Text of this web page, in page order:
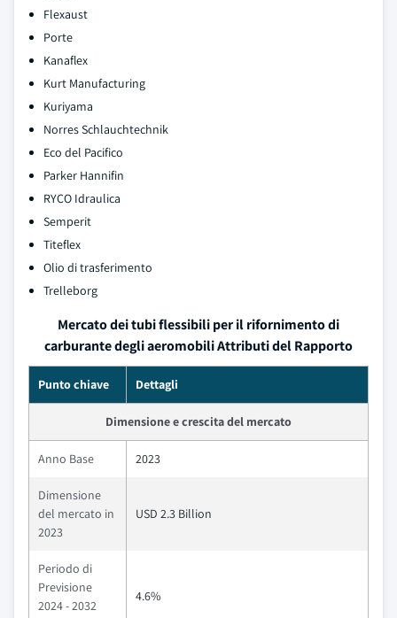
Flexaust
Porte
Kanaflex
Kurt Manufacturing
Kuriyama
Norres Schlauchtechnik
Eco del Pacifico
Parker Hannifin
RYCO Idraulica
Semperit
Titeflex
Olio di trasferimento
Trelleborg
Mercato dei tubi flessibili per il rifornimento di
carburante degli aeromobili Attributi del Rapporto
Punto chiave Dettagli
Dimensione e crescita del mercato
Anno Base 2023
Dimensione
del mercato in
2023
USD 2.3 Billion
Periodo di
Previsione
2024 - 2032
4.6%